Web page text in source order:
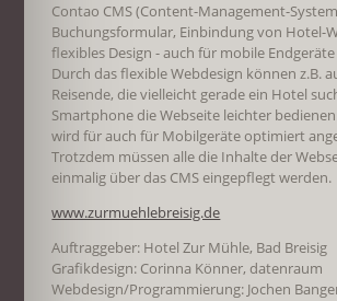
Contao CMS (Content-Management-
Buchungsformular, Einbindung von Hotel-
flexibles Design - auch für mobile
Durch das flexible Webdesign können z.B.
Reisende, die vielleicht gerade ein Hotel
Smartphone die Webseite leichter
wird für auch für Mobilgeräte optimiert
Trotzdem müssen alle die Inhalte der
einmalig über das CMS eingepflegt werden.
www.zurmuehlebreisig.de
Auftraggeber: Hotel Zur Mühle, Bad Breisig
Grafikdesign: Corinna Könner, datenraum
Webdesign/Programmierung: Jochen